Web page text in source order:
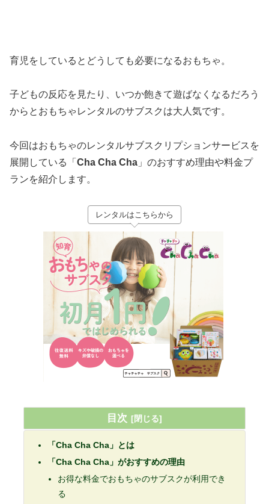
育児をしているとどうしても必要になるおもちゃ。
子どもの反応を見たり、いつか飽きて遊ばなくなるだろう
からとおもちゃレンタルのサブスクは大人気です。
今回はおもちゃのレンタルサブスクリプションサービスを
展開している「 Cha Cha Cha 」のおすすめ理由や料金プ
ランを紹介します。
レンタルはこちらから
目次
「Cha Cha Cha」とは
「Cha Cha Cha」がおすすめの理由
お得な料金でおもちゃのサブスクが利用でき
る